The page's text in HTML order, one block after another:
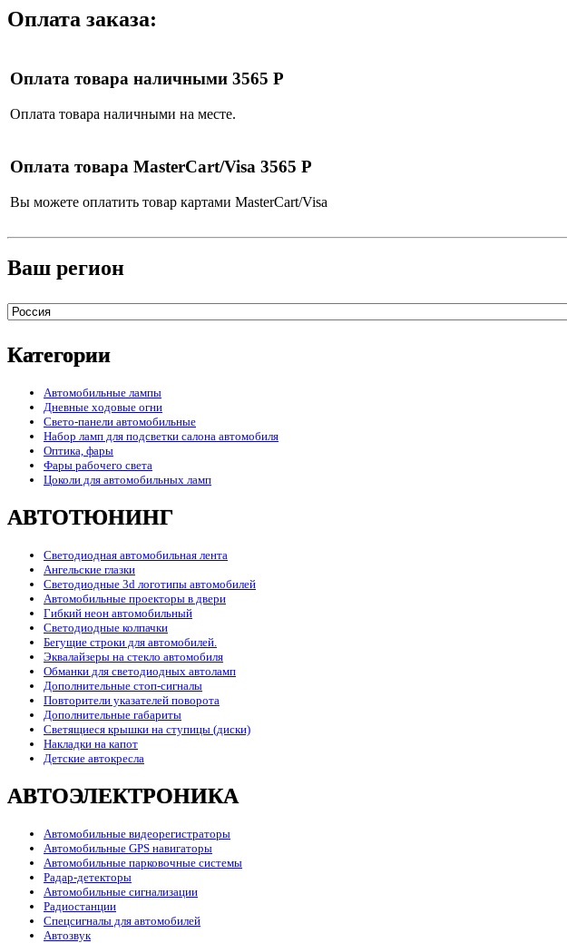
Оплата заказа:
Оплата товара наличными 3565 Р
Оплата товара наличными на месте.
Оплата товара MasterCart/Visa 3565 Р
Вы можете оплатить товар картами MasterCart/Visa
Ваш регион
Категории
Автомобильные лампы
Дневные ходовые огни
Свето-панели автомобильные
Набор ламп для подсветки салона автомобиля
Оптика, фары
Фары рабочего света
Цоколи для автомобильных ламп
АВТОТЮНИНГ
Светодиодная автомобильная лента
Ангельские глазки
Светодиодные 3d логотипы автомобилей
Автомобильные проекторы в двери
Гибкий неон автомобильный
Светодиодные колпачки
Бегущие строки для автомобилей.
Эквалайзеры на стекло автомобиля
Обманки для светодиодных автоламп
Дополнительные стоп-сигналы
Повторители указателей поворота
Дополнительные габариты
Светящиеся крышки на ступицы (диски)
Накладки на капот
Детские автокресла
АВТОЭЛЕКТРОНИКА
Автомобильные видеорегистраторы
Автомобильные GPS навигаторы
Автомобильные парковочные системы
Радар-детекторы
Автомобильные сигнализации
Радиостанции
Спецсигналы для автомобилей
Автозвук